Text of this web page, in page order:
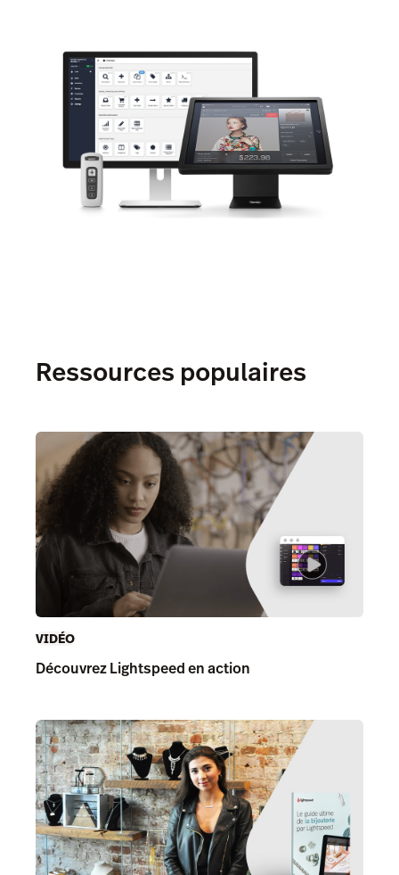
Ressources populaires
VIDÉO
Découvrez Lightspeed en action